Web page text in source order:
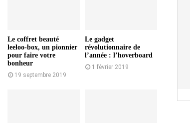
Le coffret beauté
leeloo-box, un pionnier
pour faire votre
bonheur
19 septembre 2019
Le gadget
révolutionnaire de
l’année : l’hoverboard
1 février 2019